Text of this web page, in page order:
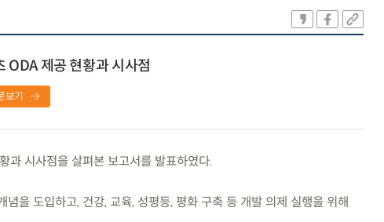
ODA 제공 현황과 시사점
보기
과 시사점을 살펴본 보고서를 발표하였다.
을 도입하고, 건강, 교육, 성평등, 평화 구축 등 개발 의제 실행을 위해